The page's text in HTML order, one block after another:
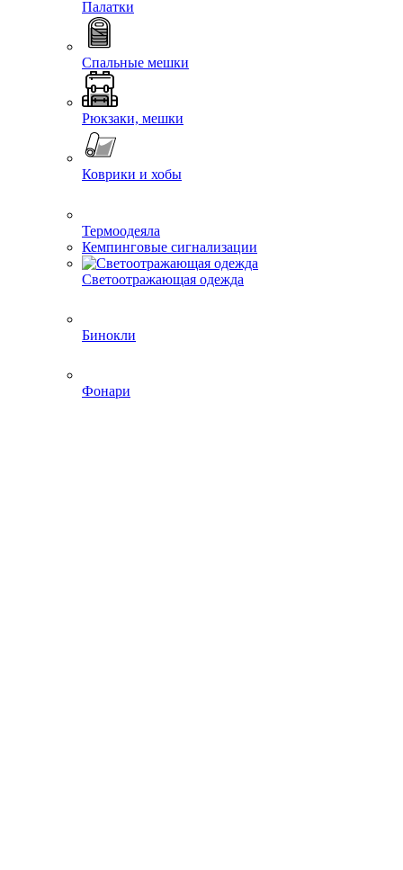
Палатки
Спальные мешки
Рюкзаки, мешки
Коврики и хобы
Термоодеяла
Кемпинговые сигнализации
Светоотражающая одежда
Бинокли
Фонари